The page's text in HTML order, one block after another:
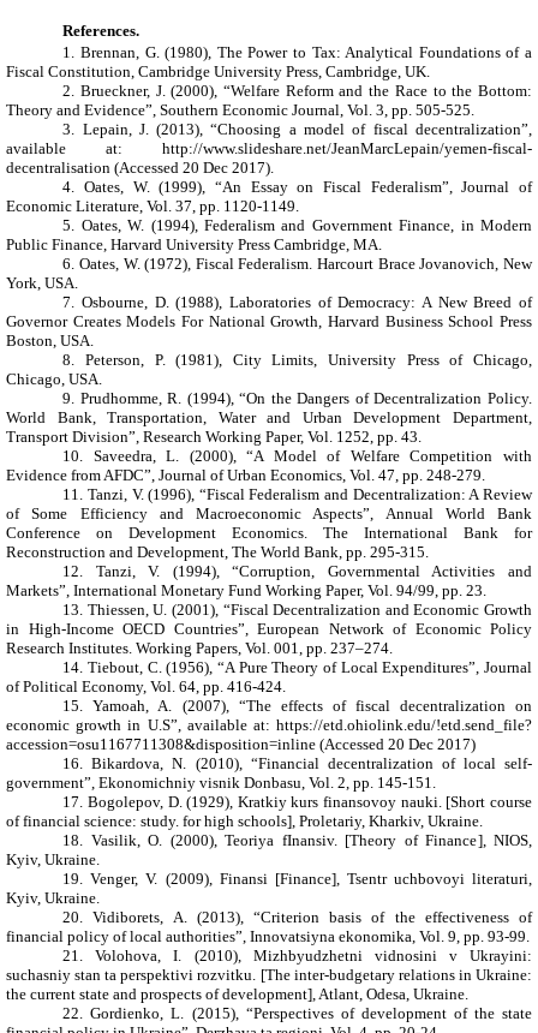
References.
1. Brennan, G. (1980), The Power to Tax: Analytical Foundations of a
Fiscal Constitution, Cambridge University Press, Cambridge, UK.
2. Brueckner, J. (2000), “Welfare Reform and the Race to the Bottom:
Theory and Evidence”, Southern Economic Journal, Vol. 3, pp. 505-525.
3. Lepain, J. (2013), “Choosing a model of fiscal decentralization”,
available at: http://www.slideshare.net/JeanMarcLepain/yemen-fiscal-
decentralisation (Accessed 20 Dec 2017).
4. Oates, W. (1999), “An Essay on Fiscal Federalism”, Journal of
Economic Literature, Vol. 37, pp. 1120-1149.
5. Oates, W. (1994), Federalism and Government Finance, in Modern
Public Finance, Harvard University Press Cambridge, MA.
6. Oates, W. (1972), Fiscal Federalism. Harcourt Brace Jovanovich, New
York, USA.
7. Osbourne, D. (1988), Laboratories of Democracy: A New Breed of
Governor Creates Models For National Growth, Harvard Business School Press
Boston, USA.
8. Peterson, P. (1981), City Limits, University Press of Chicago,
Chicago, USA.
9. Prudhomme, R. (1994), “On the Dangers of Decentralization Policy.
World Bank, Transportation, Water and Urban Development Department,
Transport Division”, Research Working Paper, Vol. 1252, pp. 43.
10. Saveedra, L. (2000), “A Model of Welfare Competition with
Evidence from AFDC”, Journal of Urban Economics, Vol. 47, pp. 248-279.
11. Tanzi, V. (1996), “Fiscal Federalism and Decentralization: A Review
of Some Efficiency and Macroeconomic Aspects”, Annual World Bank
Conference on Development Economics. The International Bank for
Reconstruction and Development, The World Bank, pp. 295-315.
12.
Tanzi, V. (1994), “Corruption, Governmental Activities and
Markets”, International Monetary Fund Working Paper, Vol. 94/99, pp. 23.
13. Thiessen, U. (2001), “Fiscal Decentralization and Economic Growth
in High-Income OECD Countries”, European Network of Economic Policy
Research Institutes. Working Papers, Vol. 001, pp. 237–274.
14. Tiebout, C. (1956), “A Pure Theory of Local Expenditures”, Journal
of Political Economy, Vol. 64, pp. 416-424.
15. Yamoah, A. (2007), “The effects of fiscal decentralization on
economic growth in U.S”, available at: https://etd.ohiolink.edu/!etd.send_file?
accession=osu1167711308&disposition=inline (Accessed 20 Dec 2017)
16. Bikardova, N. (2010), “Financial decentralization of local self-
government”, Ekonomichniy visnik Donbasu, Vol. 2, pp. 145-151.
17. Bogolepov, D. (1929), Kratkiy kurs finansovoy nauki. [Short course
of financial science: study. for high schools], Proletariy, Kharkiv, Ukraine.
18. Vasilik, O. (2000), Teoriya fInansiv. [Theory of Finance], NIOS,
Kyiv, Ukraine.
19. Venger, V. (2009), Finansi [Finance], Tsentr uchbovoyi literaturi,
Kyiv, Ukraine.
20. Vidiborets, A. (2013), “Criterion basis of the effectiveness of
financial policy of local authorities”, Innovatsiyna ekonomika, Vol. 9, pp. 93-99.
21.
Volohova, I. (2010), Mizhbyudzhetni vidnosini v Ukrayini:
suchasniy stan ta perspektivi rozvitku. [The inter-budgetary relations in Ukraine:
the current state and prospects of development], Atlant, Odesa, Ukraine.
22. Gordienko, L. (2015), “Perspectives of development of the state